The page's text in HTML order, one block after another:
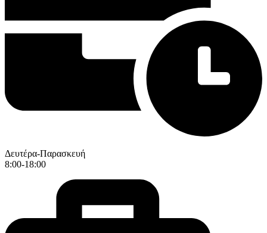
Δευτέρα-Παρασκευή
8:00-18:00